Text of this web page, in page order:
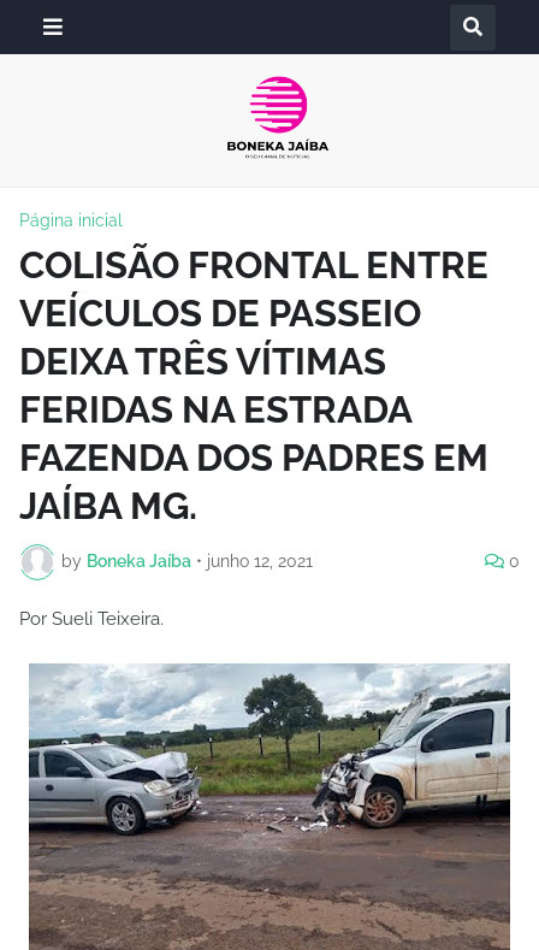
Página inicial
COLISÃO FRONTAL ENTRE
VEÍCULOS DE PASSEIO
DEIXA TRÊS VÍTIMAS
FERIDAS NA ESTRADA
FAZENDA DOS PADRES EM
JAÍBA MG.
by Boneka Jaíba • junho 12, 2021 0
Por Sueli Teixeira.